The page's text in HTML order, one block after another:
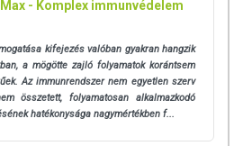
- Komplex immunvédelem
kifejezés valóban gyakran hangzik
a mögötte zajló folyamatok korántsem
Az immunrendszer nem egyetlen szerv
összetett, folyamatosan alkalmazkodó
hatékonysága nagymértékben f...